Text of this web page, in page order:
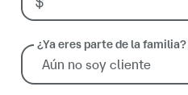
permite apartar tu tasa
protege contra
incrementos durante
un año por un costo